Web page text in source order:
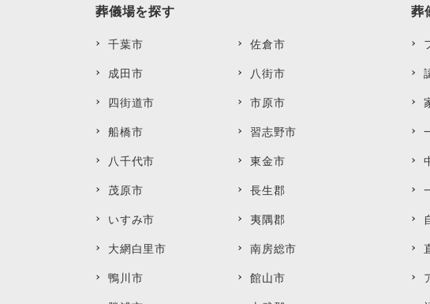
葬儀場を探す
千葉市
佐倉市
成田市
八街市
四街道市
市原市
船橋市
習志野市
八千代市
東金市
茂原市
長生郡
いすみ市
夷隅郡
大網白里市
南房総市
鴨川市
館山市
葬